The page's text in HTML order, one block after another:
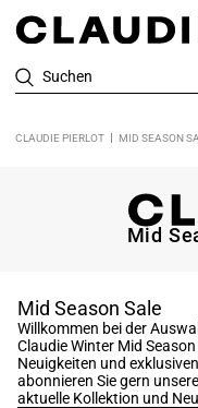
Suchen
CLAUDIE PIERLOT MID SEASON
Mid
Mid Season Sale
Willkommen bei der
Claudie Winter Mid
Neuigkeiten und
abonnieren Sie gern
aktuelle Kollektion und